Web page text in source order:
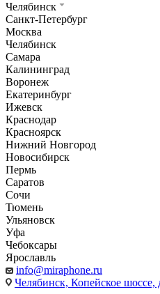
Челябинск
Санкт-Петербург
Москва
Челябинск
Самара
Калининград
Воронеж
Екатеринбург
Ижевск
Краснодар
Красноярск
Нижний Новгород
Новосибирск
Пермь
Саратов
Сочи
Тюмень
Ульяновск
Уфа
Чебоксары
Ярославль
info@miraphone.ru
Челябинск, Копейское